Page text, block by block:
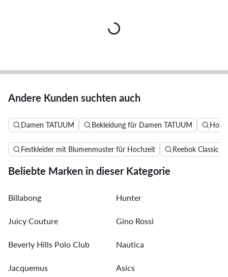
Andere Kunden suchten auch
Damen TATUUM Bekleidung für Damen TATUUM
Festkleider mit Blumenmuster für Hochzeit Reebok Classic
Beliebte Marken in dieser Kategorie
Billabong Hunter
Juicy Couture Gino Rossi
Beverly Hills Polo Club Nautica
Jacquemus Asics